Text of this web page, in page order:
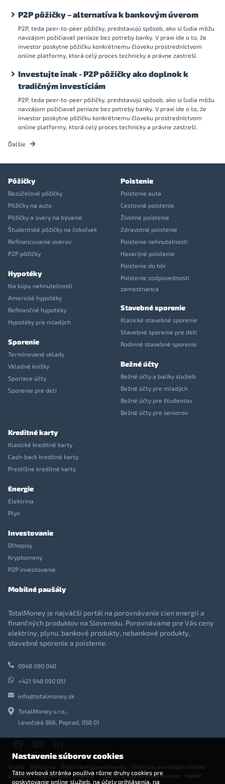
P2P pôžičky – alternatíva k bankovým úverom
P2P, teda peer-to-peer pôžičky, predstavujú spôsob, ako si ľudia môžu
navzájom požičiavať peniaze bez potreby banky. V praxi ide o to, že
investor poskytne pôžičku konkrétnemu človeku prostredníctvom
online platformy, ktorá celý proces technicky a právne zastreší.
Investujte inak - P2P pôžičky ako doplnok k
tradičným investíciám
P2P, teda peer-to-peer pôžičky, predstavujú spôsob, ako si ľudia môžu
navzájom požičiavať peniaze bez potreby banky. V praxi ide o to, že
investor poskytne pôžičku konkrétnemu človeku prostredníctvom
online platformy, ktorá celý proces technicky a právne zastreší.
Ďalšie
Pôžičky
Bezúčelové pôžičky
Pôžičky na auto
Pôžičky a úvery na bývanie
Študentské pôžičky na čokoľvek
Refinancovanie úverov
P2P pôžičky
Hypotéky
Na kúpu nehnuteľnosti
Americké hypotéky
Refinančné hypotéky
Hypotéky pre mladých
Sporenie
Termínované vklady
Vkladné knížky
Sporiace účty
Sporenie pre deti
Poistenie
Poistenie auta
Cestovné poistenie
Životné poistenie
Zdravotné poistenie
Poistenie nehnuteľnosti
Havarijné poistenie
Poistenie do hôr
Poistenie zodpovednosti
zamestnanca
Stavebné sporenie
Klasické stavebné sporenie
Stavebné sporenie pre deti
Rodinné stavebné sporenie
Bežné účty
Bežné účty a balíky služieb
Bežné účty pre mladých
Bežné účty pre študentov
Bežné účty pre seniorov
Kreditné karty
Klasické kreditné karty
Cash-back kreditné karty
Prestížne kreditné karty
Energie
Elektrina
Plyn
Investovanie
Dlhopisy
Kryptomeny
P2P investovanie
Mobilné paušály
TotalMoney je najväčší portál na porovnávanie cien energií a
finančných produktov na Slovensku. Porovnávame pre Vás ceny
elektriny, plynu, bankové produkty, nebankové produkty,
stavebné sporenie a poistenie.
0948 090 040
+421 948 090 051
info@totalmoney.sk
TotalMoney s.r.o.,
Levočská 866, Poprad, 058 01
Cookies-Nastavenia cookies -Finančné sprostredkovanie
Nastavenie súborov cookies
Táto webová stránka používa rôzne druhy cookies pre
poskytovanie online služieb, na účely prihlásenia, na